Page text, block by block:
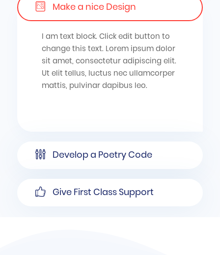
Make a nice Design
I am text block. Click edit button to
change this text. Lorem ipsum dolor
sit amet, consectetur adipiscing elit.
Ut elit tellus, luctus nec ullamcorper
mattis, pulvinar dapibus leo.
Develop a Poetry Code
Give First Class Support